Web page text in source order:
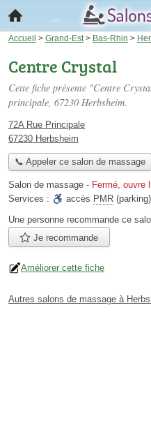
Accueil > Grand-Est > Bas-Rhin >
Centre Crystal
Cette fiche présente "Centre
principale, 67230 Herbsheim.
72A Rue Principale
67230 Herbsheim
📞 Appeler ce salon de massage
Salon de massage - Fermé, ouvre
Services :
accès PMR (parking)
Une personne recommande ce
Je recommande
Améliorer cette fiche
Autres salons de massage à